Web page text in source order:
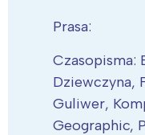
Prasa:
Czasopisma:
Dziewczyna,
Guliwer,
Geographic,